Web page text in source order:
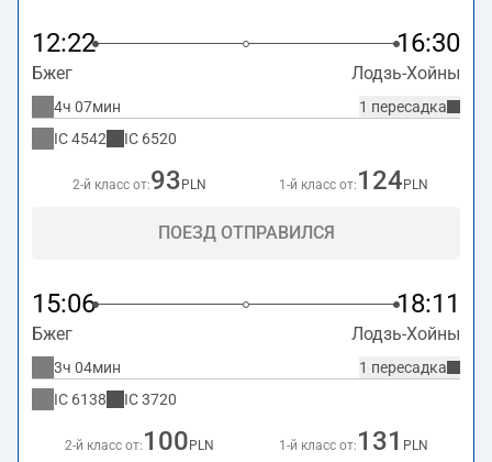
12:22 16:30
Бжег Лодзь-Хойны
1 пересадка
4ч 07мин
IC4542 IC 6520
2-й класс от:93 PLN 1-й класс от: 124 PLN
ПОЕЗД ОТПРАВИЛСЯ
15:06 18:11
Бжег Лодзь-Хойны
1 пересадка
3ч 04мин
IC 6138 IC3720
2-й класс от: 100 PLN 1-й класс от: 131 PLN